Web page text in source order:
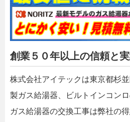
創業５０年以上の信頼と
株式会社アイテックは東京都杉
製ガス給湯器、ビルトインコン
ガス給湯器の交換工事は弊社の